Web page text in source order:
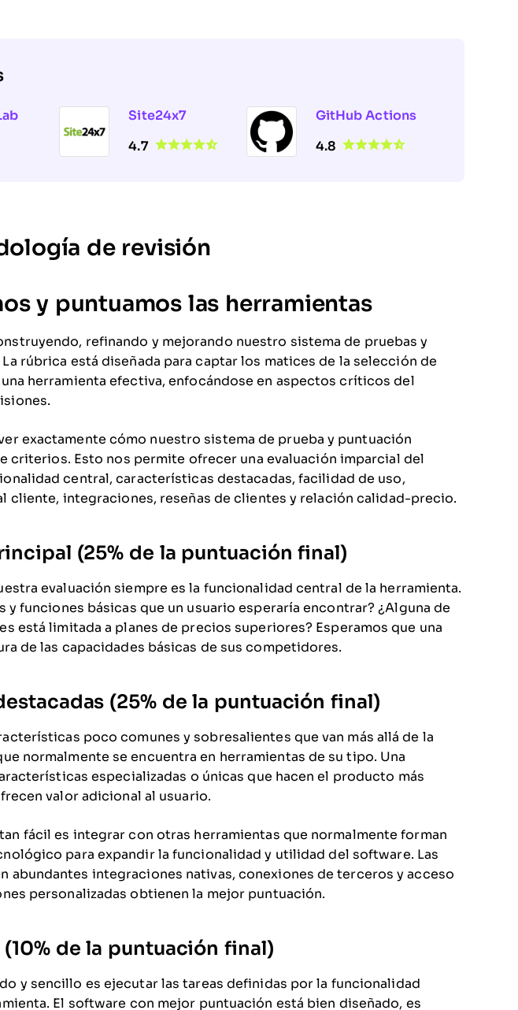
Site24x7
4.7
GitHub Actions
4.8
de revisión
y puntuamos las herramientas
refinando y mejorando nuestro sistema de pruebas y
rúbrica está diseñada para captar los matices de la selección de
herramienta efectiva, enfocándose en aspectos críticos del
exactamente cómo nuestro sistema de prueba y puntuación
criterios. Esto nos permite ofrecer una evaluación imparcial del
central, características destacadas, facilidad de uso,
cliente, integraciones, reseñas de clientes y relación calidad-precio.
(25% de la puntuación final)
evaluación siempre es la funcionalidad central de la herramienta.
y funciones básicas que un usuario esperaría encontrar? ¿Alguna de
está limitada a planes de precios superiores? Esperamos que una
de las capacidades básicas de sus competidores.
(25% de la puntuación final)
poco comunes y sobresalientes que van más allá de la
normalmente se encuentra en herramientas de su tipo. Una
especializadas o únicas que hacen el producto más
valor adicional al usuario.
fácil es integrar con otras herramientas que normalmente forman
para expandir la funcionalidad y utilidad del software. Las
abundantes integraciones nativas, conexiones de terceros y acceso
personalizadas obtienen la mejor puntuación.
de la puntuación final)
y sencillo es ejecutar las tareas definidas por la funcionalidad
El software con mejor puntuación está bien diseñado, es